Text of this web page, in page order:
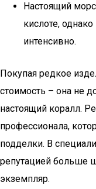
Настоящий
кислоте,
интенсивно.
Покупая редкое
стоимость – она не
настоящий коралл.
профессионала,
подделки. В
репутацией больше
экземпляр.